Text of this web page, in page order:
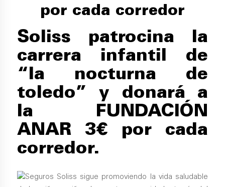
por cada corredor
Soliss patrocina la
carrera infantil de
“la nocturna de
toledo” y donará a
la FUNDACIÓN
ANAR 3€ por cada
corredor.